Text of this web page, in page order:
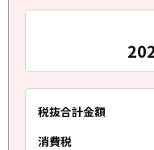
税抜合計金額
消費税